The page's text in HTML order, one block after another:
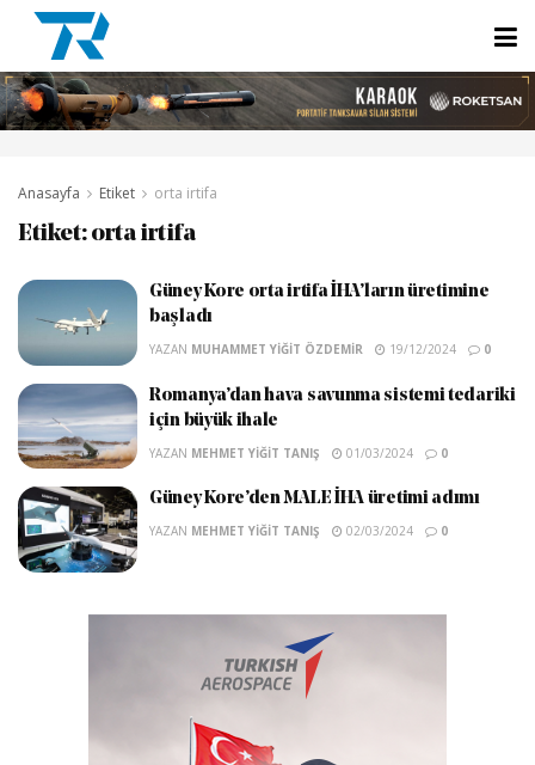
Anasayfa Etiket orta irtifa
Etiket: orta irtifa
Güney Kore orta irtifa İHA’ların üretimine
başladı
YAZAN MUHAMMET YIĞIT ÖZDEMIR 19/12/2024 0
Romanya’dan hava savunma sistemi tedariki
için büyük ihale
YAZAN MEHMET YIĞIT TANIŞ 01/03/2024 0
Güney Kore’den MALE İHA üretimi adımı
YAZAN MEHMET YIĞIT TANIŞ 02/03/2024 0